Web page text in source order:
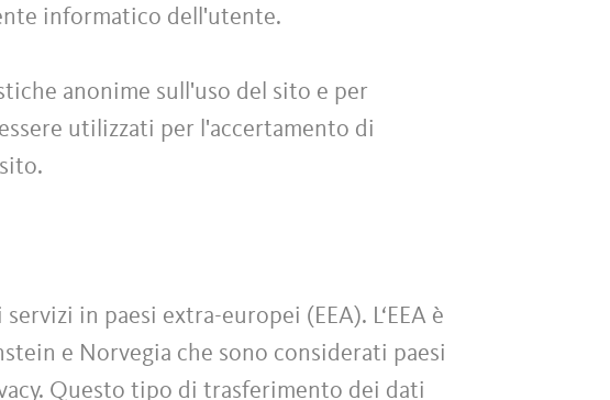
informatico dell'utente.
anonime sull'uso del sito e per
utilizzati per l'accertamento di
in paesi extra-europei (EEA). L‘EEA è
e Norvegia che sono considerati paesi
Questo tipo di trasferimento dei dati